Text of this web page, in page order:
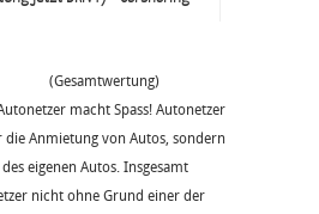
(Gesamtwertung)
macht Spass! Autonetzer
Anmietung von Autos, sondern
eigenen Autos. Insgesamt
nicht ohne Grund einer der